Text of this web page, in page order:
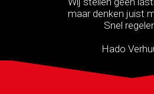
maar denken juist
Snel
Hado